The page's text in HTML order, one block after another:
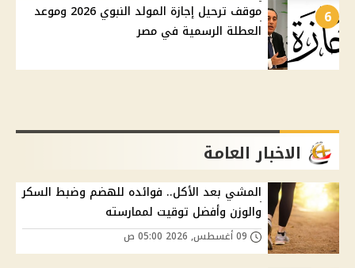
6
موقف ترحيل إجازة المولد النبوي 2026 وموعد
العطلة الرسمية في مصر
الاخبار العامة
المشي بعد الأكل.. فوائده للهضم وضبط السكر
والوزن وأفضل توقيت لممارسته